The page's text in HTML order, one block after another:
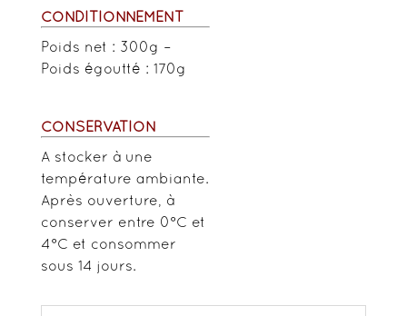
CONDITIONNEMENT
Poids net : 300g –
Poids égoutté : 170g
CONSERVATION
A stocker à une
température ambiante.
Après ouverture, à
conserver entre 0°C et
4°C et consommer
sous 14 jours.